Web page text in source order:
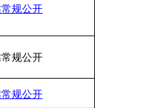
规公开
规公开
规公开